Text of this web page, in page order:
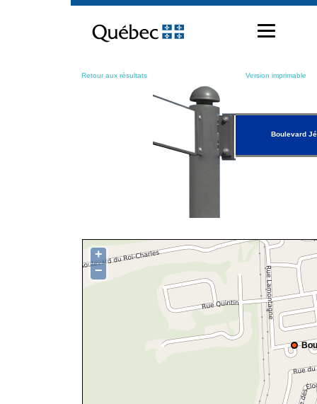
contenu
Retour aux résultats Version imprimable
Boulevard
+
−